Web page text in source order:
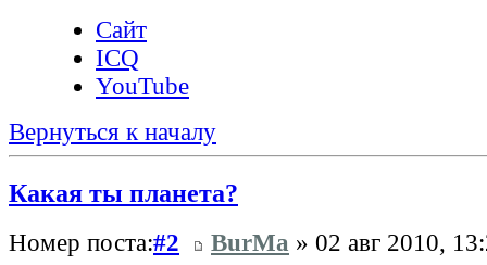
Сайт
ICQ
YouTube
Вернуться к началу
Какая ты планета?
Номер поста:#2 BurMa » 02 авг 2010,